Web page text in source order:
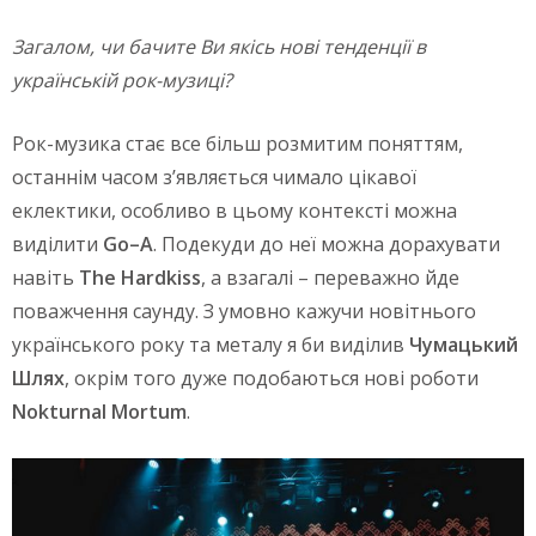
Загалом, чи бачите Ви якісь нові тенденції в
українській рок-музиці?
Рок-музика стає все більш розмитим поняттям,
останнім часом з’являється чимало цікавої
еклектики, особливо в цьому контексті можна
виділити Go–A. Подекуди до неї можна дорахувати
навіть The Hardkiss, а взагалі – переважно йде
поважчення саунду. З умовно кажучи новітнього
українського року та металу я би виділив Чумацький
Шлях, окрім того дуже подобаються нові роботи
Nokturnal Mortum.